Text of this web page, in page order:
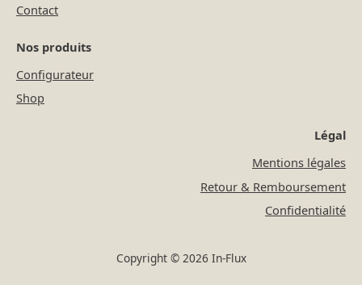
Contact
Nos produits
Configurateur
Shop
Légal
Mentions légales
Retour & Remboursement
Confidentialité
Copyright © 2026 In-Flux